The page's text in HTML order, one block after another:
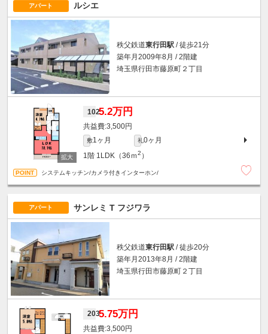
アパート ルシエ
秩父鉄道東行田駅 / 徒歩21分
築年月2009年8月 / 2階建
埼玉県行田市藤原町２丁目
1025.2万円
3,500円
敷1ヶ月 礼0ヶ月
1階 1LDK（36ｍ2 ）
システムキッチン/カメラ付きインターホン/
アパート サンレミ T フジワラ
秩父鉄道東行田駅 / 徒歩20分
築年月2013年8月 / 2階建
埼玉県行田市藤原町２丁目
2035.75万円
3,500円